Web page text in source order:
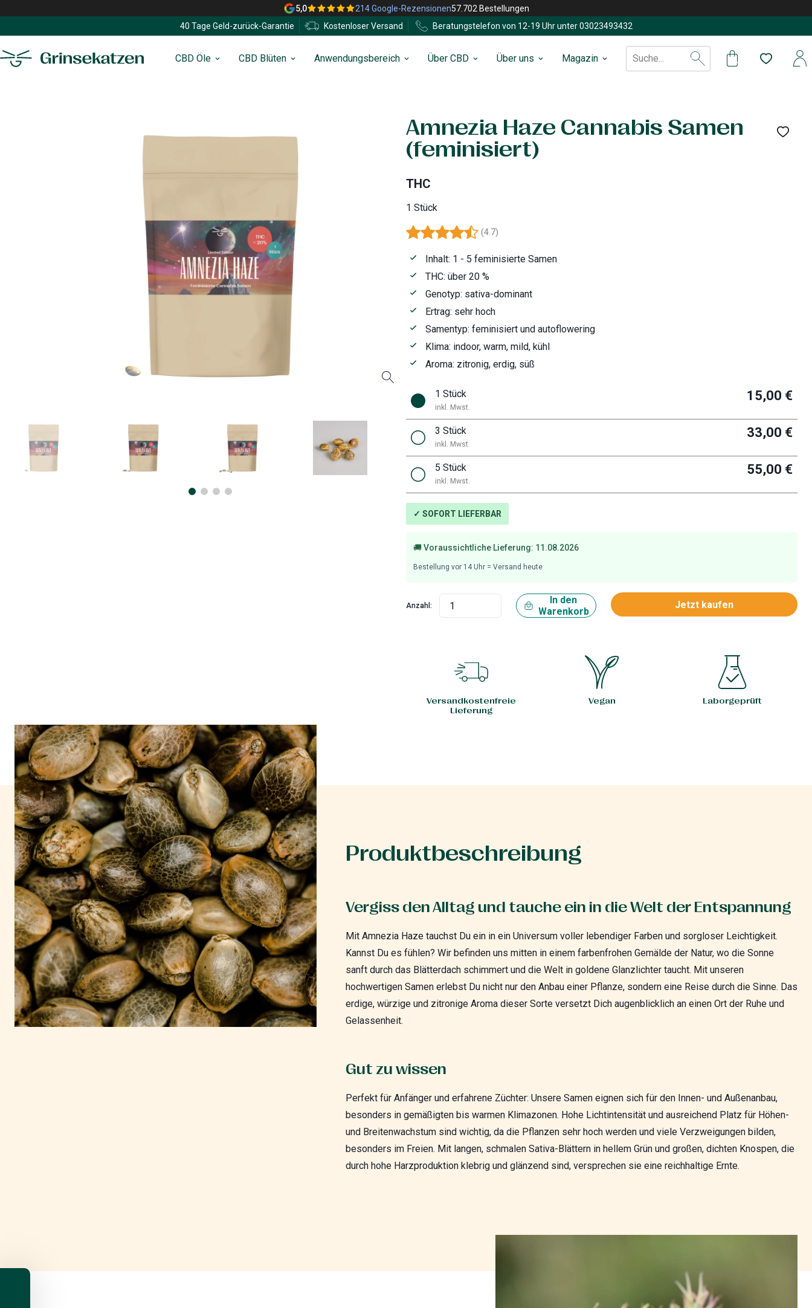
5,0 214 Google-Rezensionen57.702 Bestellungen
40 Tage Geld-zurück-Garantie
Kostenloser Versand Beratungstelefon von 12-19 Uhr unter 03023493432
CBD Öle CBD Blüten Anwendungsbereich Über CBD Über uns Magazin Suche...
Amnezia Haze Cannabis Samen
(feminisiert)
THC
1 Stück
(4.7)
Inhalt: 1 - 5 feminisierte Samen
THC: über 20 %
Genotyp: sativa-dominant
Ertrag: sehr hoch
Samentyp: feminisiert und autoflowering
Klima: indoor, warm, mild, kühl
Aroma: zitronig, erdig, süß
1 Stück
inkl. Mwst.
15,00 €
3 Stück
inkl. Mwst.
33,00 €
5 Stück
inkl. Mwst.
55,00 €
✓ SOFORT LIEFERBAR
🚚 Voraussichtliche Lieferung: 11.08.2026
Bestellung vor 14 Uhr = Versand heute
Anzahl:
In den
Warenkorb
Jetzt kaufen
Versandkostenfreie
Lieferung
Vegan Laborgeprüft
Produktbeschreibung
Vergiss den Alltag und tauche ein in die Welt der Entspannung
Mit Amnezia Haze tauchst Du ein in ein Universum voller lebendiger Farben und sorgloser Leichtigkeit.
Kannst Du es fühlen? Wir befinden uns mitten in einem farbenfrohen Gemälde der Natur, wo die Sonne
sanft durch das Blätterdach schimmert und die Welt in goldene Glanzlichter taucht. Mit unseren
hochwertigen Samen erlebst Du nicht nur den Anbau einer Pflanze, sondern eine Reise durch die Sinne. Das
erdige, würzige und zitronige Aroma dieser Sorte versetzt Dich augenblicklich an einen Ort der Ruhe und
Gelassenheit.
Gut zu wissen
Perfekt für Anfänger und erfahrene Züchter: Unsere Samen eignen sich für den Innen- und Außenanbau,
besonders in gemäßigten bis warmen Klimazonen. Hohe Lichtintensität und ausreichend Platz für Höhen-
und Breitenwachstum sind wichtig, da die Pflanzen sehr hoch werden und viele Verzweigungen bilden,
besonders im Freien. Mit langen, schmalen Sativa-Blättern in hellem Grün und großen, dichten Knospen, die
durch hohe Harzproduktion klebrig und glänzend sind, versprechen sie eine reichhaltige Ernte.